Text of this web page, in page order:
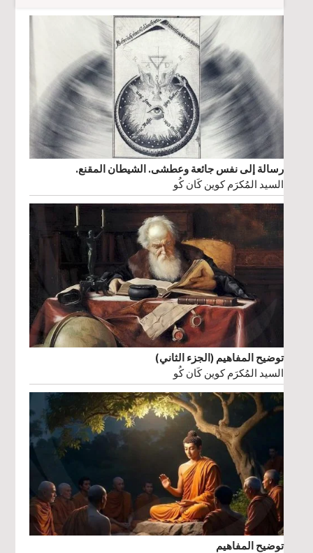
رسالة إلى نفس جائعة وعطشى. الشيطان المقنع.
السيد المُكرَم كوين كَان كُو
توضيح المفاهيم (الجزء الثاني)
السيد المُكرَم كوين كَان كُو
توضيح المفاهيم